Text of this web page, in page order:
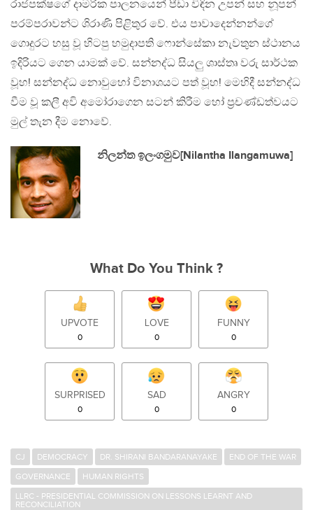
රාජපක්ෂගේ දාමරික පාලනයෙන් පීඩා විඳින උපන් සහ නූපන්
පරම්පරාවන්ට ශිරාණි පිළිතුර වේ. එය පාවාදෙන්නන්ගේ
ගොදුරට හසු වූ හිටපු හමුදාපති ෆොන්සේකා නැවතුන ස්ථානය
ඉදිරියට ගෙන යාමක් වේ. සන්නද්ධ සියලු ශාස්තෘ වරු සාර්ථක
වූහ! සන්නද්ධ නොවුහෝ විනාශයට පත් වූහ! මෙහිදී සන්නද්ධ
වීම වූ කලී අවි අමෝරාගෙන සටන් කිරීම හෝ ප්‍රචණ්ඩත්වයට
මුල් තැන දීම නොවේ.
නිලන්ත ඉලංගමුව[Nilantha Ilangamuwa]
What Do You Think ?
UPVOTE
0
LOVE
0
FUNNY
0
SURPRISED
0
SAD
0
ANGRY
0
CJ DEMOCRACY DR. SHIRANI BANDARANAYAKE
END OF THE WAR
GOVERNANCE
HUMAN RIGHTS
LLRC - PRESIDENTIAL COMMISSION ON LESSONS LEARNT AND
RECONCILIATION